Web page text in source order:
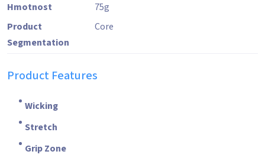
Hmotnost
75g
Product
Segmentation
Core
Product Features
Wicking
Stretch
Grip Zone